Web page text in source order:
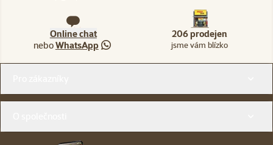
Online chat
neboWhatsApp
206 prodejen
jsme vám blízko